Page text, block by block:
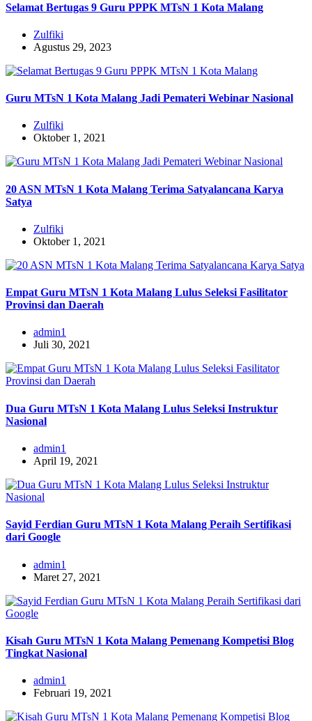
Selamat Bertugas 9 Guru PPPK MTsN 1 Kota Malang
Zulfiki
Agustus 29, 2023
Guru MTsN 1 Kota Malang Jadi Pemateri Webinar Nasional
Zulfiki
Oktober 1, 2021
20 ASN MTsN 1 Kota Malang Terima Satyalancana Karya
Satya
Zulfiki
Oktober 1, 2021
Empat Guru MTsN 1 Kota Malang Lulus Seleksi Fasilitator
Provinsi dan Daerah
admin1
Juli 30, 2021
Dua Guru MTsN 1 Kota Malang Lulus Seleksi Instruktur
Nasional
admin1
April 19, 2021
Sayid Ferdian Guru MTsN 1 Kota Malang Peraih Sertifikasi
dari Google
admin1
Maret 27, 2021
Kisah Guru MTsN 1 Kota Malang Pemenang Kompetisi Blog
Tingkat Nasional
admin1
Februari 19, 2021